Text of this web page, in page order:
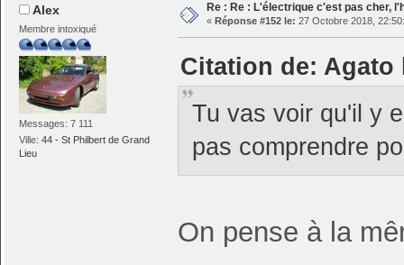
Alex
Membre intoxiqué
Messages: 7 111
Ville:44 - St Philbert de Grand
Lieu
Re : Re : L'électrique c'est pas cher,
« Réponse #152 le: 27 Octobre 2018,
Citation de: Agato
Tu vas voir qu'il y
pas comprendre
On pense à la